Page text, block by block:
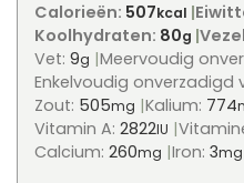
Calorieën: 507kcal
Koolhydraten: 80g
Vet: 9g Meervoudig
Enkelvoudig onverzadigd
Zout: 505mg Kalium: 774
Vitamin A: 2822IU
Calcium: 260mg Iron: 3mg